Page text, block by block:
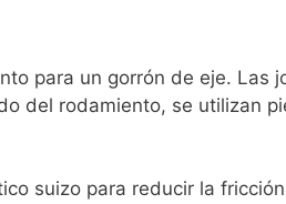
para un gorrón de eje. Las
del rodamiento, se utilizan
suizo para reducir la